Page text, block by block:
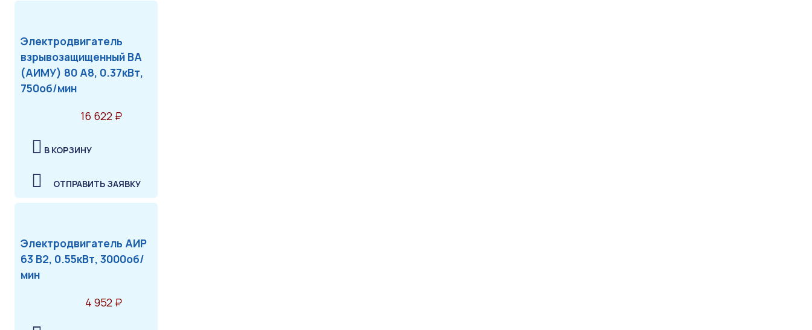
Электродвигатель
взрывозащищенный ВА
(АИМУ) 80 А8, 0.37кВт,
750об/мин
16 622 ₽
В КОРЗИНУ
ОТПРАВИТЬ ЗАЯВКУ
Электродвигатель АИР
63 В2, 0.55кВт, 3000об/
мин
4 952 ₽